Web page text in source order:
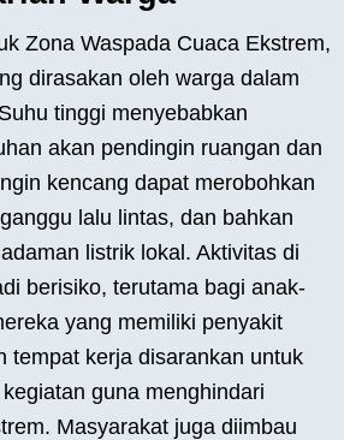
Zona Waspada Cuaca Ekstrem,
dirasakan oleh warga dalam
tinggi menyebabkan
akan pendingin ruangan dan
kencang dapat merobohkan
lalu lintas, dan bahkan
listrik lokal. Aktivitas di
berisiko, terutama bagi anak-
yang memiliki penyakit
tempat kerja disarankan untuk
guna menghindari
Masyarakat juga diimbau